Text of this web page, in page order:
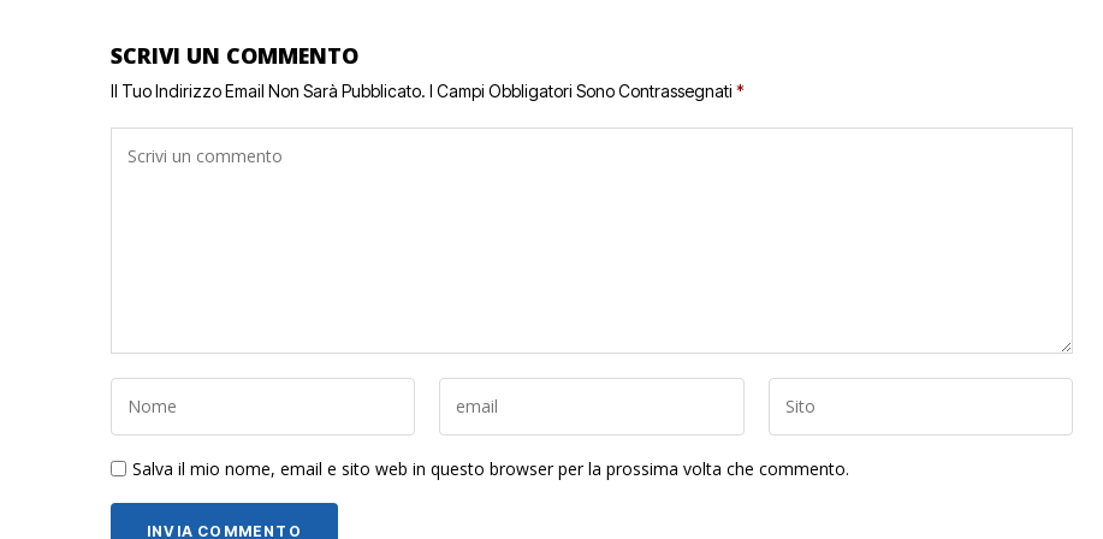
SCRIVI UN COMMENTO
Il Tuo Indirizzo Email Non Sarà Pubblicato. I Campi Obbligatori Sono Contrassegnati *
Salva il mio nome, email e sito web in questo browser per la prossima volta che commento.